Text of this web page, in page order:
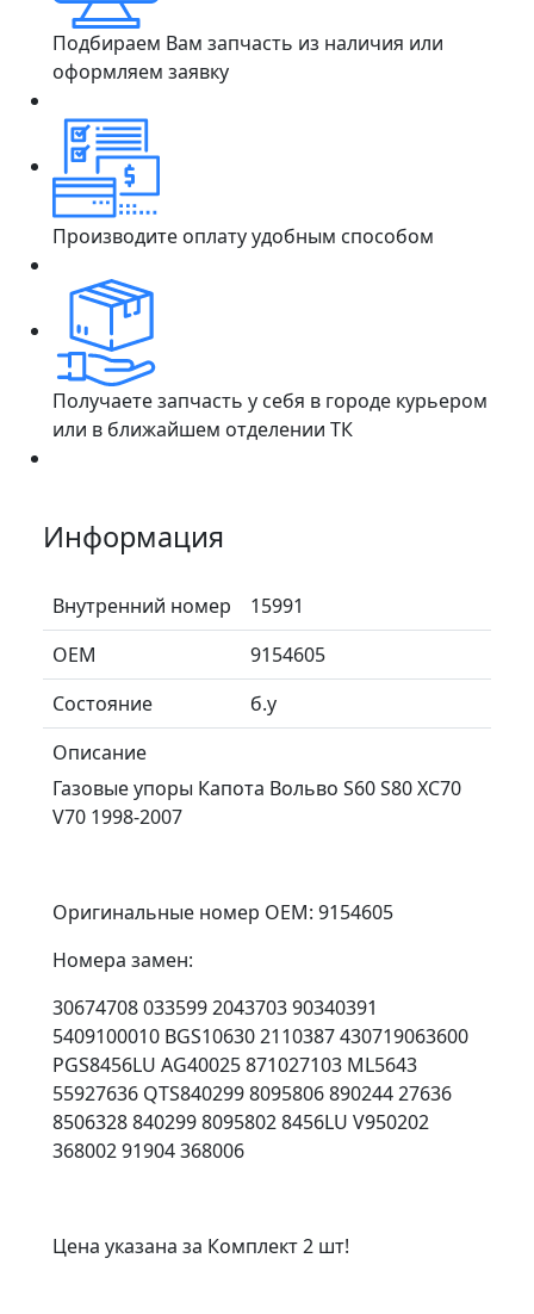
Подбираем Вам запчасть из наличия или
оформляем заявку
Производите оплату удобным способом
Получаете запчасть у себя в городе курьером
или в ближайшем отделении ТК
Информация
Внутренний номер
15991
ОЕМ
9154605
Состояние
б.у
Описание
Газовые упоры Капота Вольво S60 S80 XC70
V70 1998-2007
Оригинальные номер OEM: 9154605
Номера замен:
30674708 033599 2043703 90340391
5409100010 BGS10630 2110387 430719063600
PGS8456LU AG40025 871027103 ML5643
55927636 QTS840299 8095806 890244 27636
8506328 840299 8095802 8456LU V950202
368002 91904 368006
Цена указана за Комплект 2 шт!